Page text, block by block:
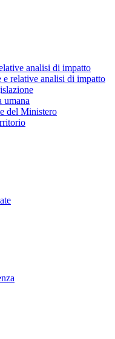
analisi di impatto
relative analisi di impatto
umana
del Ministero